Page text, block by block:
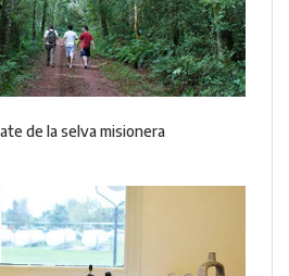
de la selva misionera